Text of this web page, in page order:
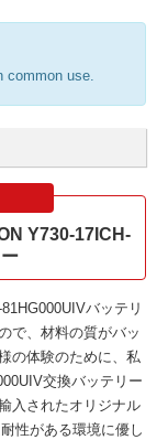
common use.
Y730-17ICH-
バッテリ
で、材料の質がバッ
の体験のために、私
交換バッテリー
入されたオリジナル
性がある環境に優し